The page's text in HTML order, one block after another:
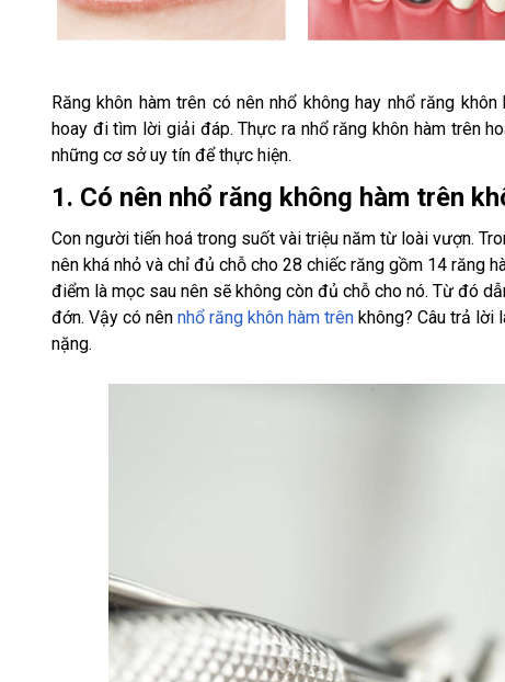
Răng khôn hàm trên có nên nhổ không hay nhổ răng
hoay đi tìm lời giải đáp. Thực ra nhổ răng khôn hàm trên
những cơ sở uy tín để thực hiện.
1. Có nên nhổ răng không hàm trên
Con người tiến hoá trong suốt vài triệu năm từ loài vượn.
nên khá nhỏ và chỉ đủ chỗ cho 28 chiếc răng gồm 14 răng
điểm là mọc sau nên sẽ không còn đủ chỗ cho nó. Từ đó
đớn. Vậy có nên nhổ răng khôn hàm trên không? Câu trả lời
nặng.